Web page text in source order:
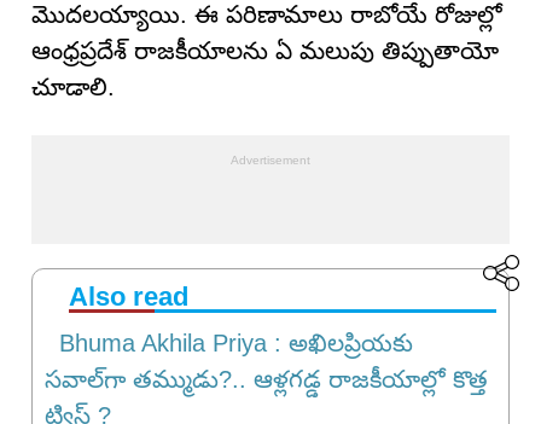
మొదలయ్యాయి. ఈ పరిణామాలు రాబోయే రోజుల్లో
ఆంధ్రప్రదేశ్ రాజకీయాలను ఏ మలుపు తిప్పుతాయో
చూడాలి.
Also read
Bhuma Akhila Priya : అఖిలప్రియకు
సవాల్‌గా తమ్ముడు?.. ఆళ్లగడ్డ రాజకీయాల్లో కొత్త
ట్విస్ట్ ?